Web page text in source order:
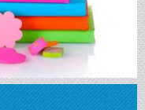
5013
5012